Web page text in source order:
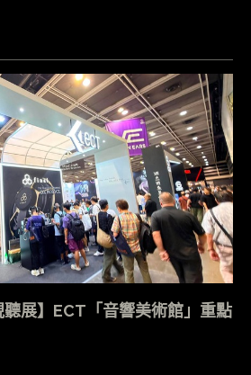
聽展】ECT「音響美術館」重點